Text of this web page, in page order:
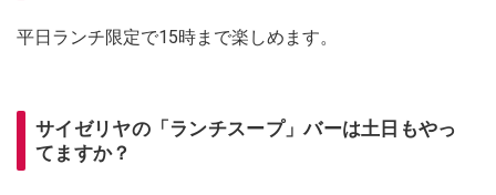
平日ランチ限定で15時まで楽しめます。
サイゼリヤの「ランチスープ」バーは土日もやっ
てますか？